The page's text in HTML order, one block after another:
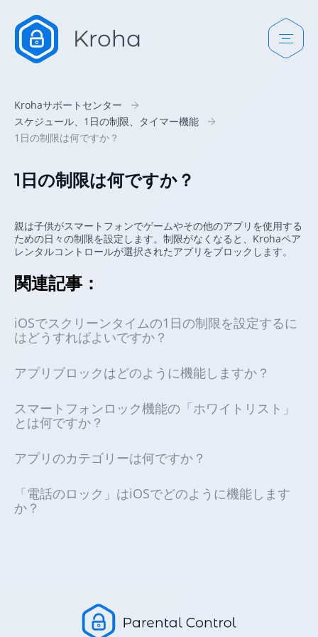
Krohaサポートセンター
スケジュール、1日の制限、タイマー機能
1日の制限は何ですか？
1日の制限は何ですか？
親は子供がスマートフォンでゲームやその他のアプリを使用する
ための日々の制限を設定します。制限がなくなると、Krohaペア
レンタルコントロールが選択されたアプリをブロックします。
関連記事：
iOSでスクリーンタイムの1日の制限を設定するに
はどうすればよいですか？
アプリブロックはどのように機能しますか？
スマートフォンロック機能の「ホワイトリスト」
とは何ですか？
アプリのカテゴリーは何ですか？
「電話のロック」はiOSでどのように機能します
か？